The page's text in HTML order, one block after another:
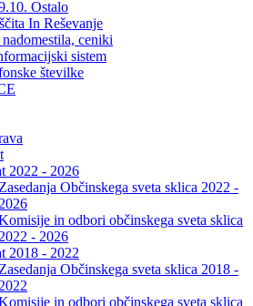
Ostalo
In Reševanje
ceniki
sistem
številke
2022 - 2026
Zasedanja Občinskega sveta sklica 2022 -
2026
in odbori občinskega sveta sklica
2022 - 2026
2018 - 2022
Zasedanja Občinskega sveta sklica 2018 -
2022
in odbori občinskega sveta sklica